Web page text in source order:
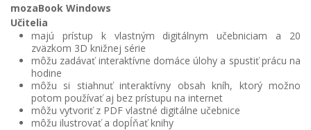
mozaBook Windows
Učitelia
majú prístup k vlastným digitálnym učebniciam a 20
zväzkom 3D knižnej série
môžu zadávať interaktívne domáce úlohy a spustiť prácu na
hodine
môžu si stiahnuť interaktívny obsah kníh, ktorý možno
potom používať aj bez prístupu na internet
môžu vytvoriť z PDF vlastné digitálne učebnice
môžu ilustrovať a dopĺňať knihy